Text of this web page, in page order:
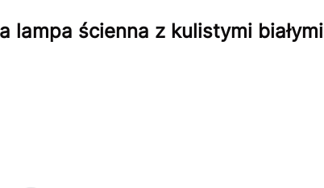
lampa ścienna z kulistymi białymi